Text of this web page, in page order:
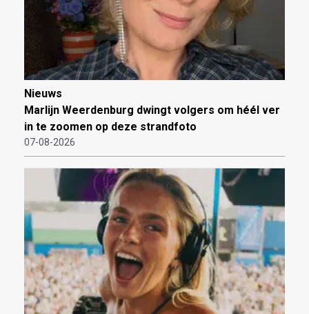
Nieuws
Marlijn Weerdenburg dwingt volgers om héél ver
in te zoomen op deze strandfoto
07-08-2026